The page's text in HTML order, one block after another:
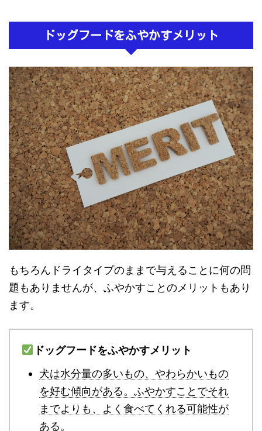
ドッグフードをふやかすメリット
もちろんドライタイプのままで与えることに何の問
題もありませんが、ふやかすことのメリットもあり
ます。
ドッグフードをふやかすメリット
犬は水分量の多いもの、やわらかいもの
を好む傾向がある。ふやかすことでそれ
までよりも、よく食べてくれる可能性が
ある。